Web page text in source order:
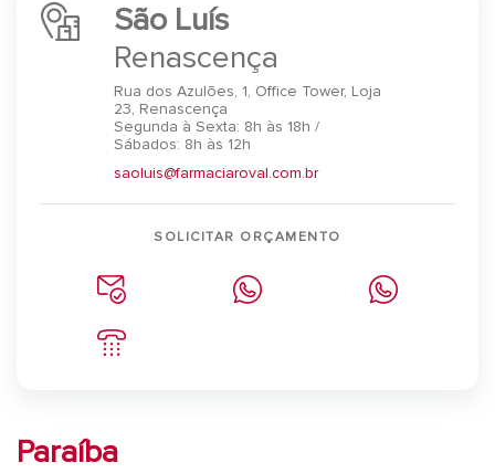
São Luís
Renascença
Rua dos Azulões, 1, Office Tower, Loja
23, Renascença
Segunda à Sexta: 8h às 18h /
Sábados: 8h às 12h
saoluis@farmaciaroval.com.br
SOLICITAR ORÇAMENTO
Paraíba